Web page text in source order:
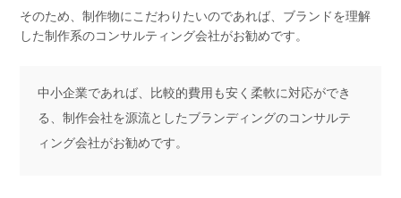
そのため、制作物にこだわりたいのであれば、ブランドを理解
した制作系のコンサルティング会社がお勧めです。
中小企業であれば、比較的費用も安く柔軟に対応ができ
る、制作会社を源流としたブランディングのコンサルテ
ィング会社がお勧めです。